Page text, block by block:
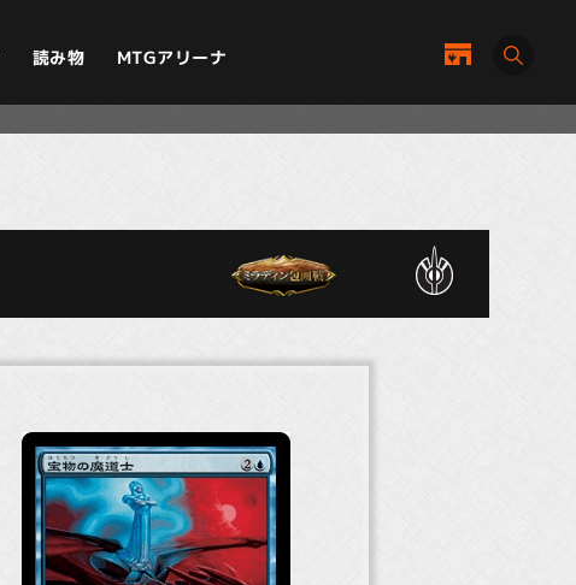
読み物 MTGアリーナ